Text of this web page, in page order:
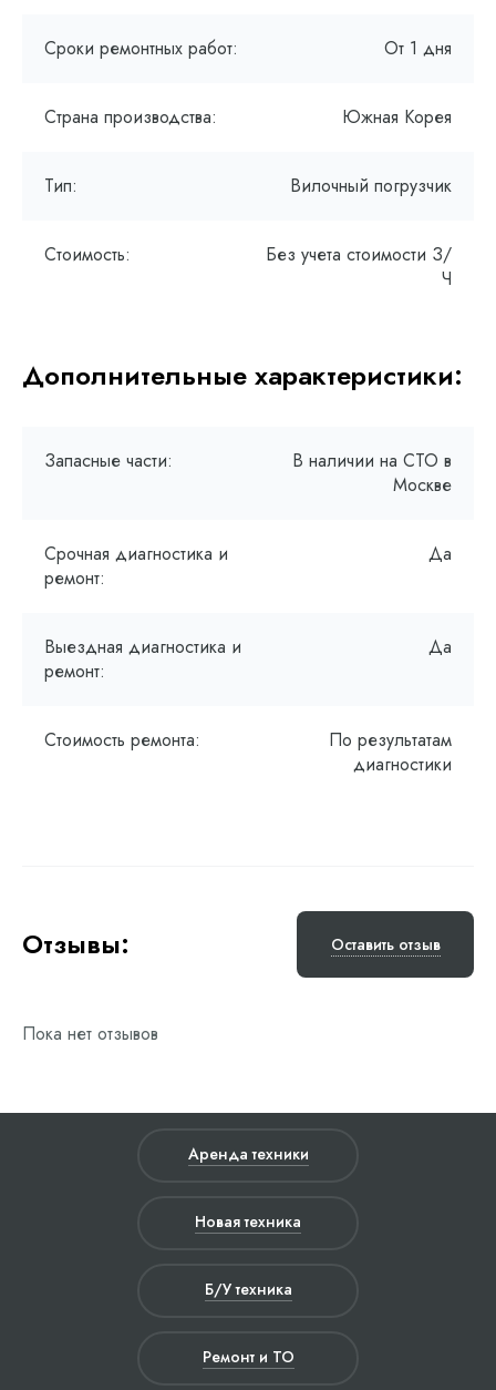
Сроки ремонтных работ: От 1 дня
Страна производства: Южная Корея
Тип: Вилочный погрузчик
Стоимость:
Без учета стоимости З/
Ч
Дополнительные характеристики:
Запасные части:
В наличии на СТО в
Москве
Срочная диагностика и
ремонт:
Да
Выездная диагностика и
ремонт:
Да
Стоимость ремонта:
По результатам
диагностики
Отзывы: Оставить отзыв
Пока нет отзывов
Аренда техники
Новая техника
Б/У техника
Ремонт и ТО